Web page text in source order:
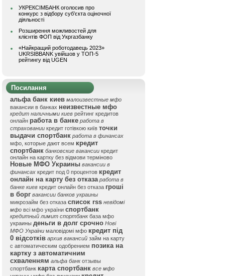
УКРЕКСІМБАНК оголосив про
конкурс з відбору суб’єкта оціночної
діяльності
Розширення можливостей для
клієнтів ФОП від Укргазбанку
«Найкращий роботодавець 2023»
UKRSIBBANK увійшов у ТОП-5
рейтингу від UGEN
Посилання
альфа банк киев малоизвестные мфо
вакансии в банках неизвестные мфо
кредит наличными киев рейтинг кредитов
онлайн работа в банке работа в
страховании кредит готівкою київ точки
выдачи спортбанк работа в финансах
мфо, которые дают всем кредит
спортбанк банковские вакансии кредит
онлайн на картку без відмови терміново
Новые МФО Украины вакансии в
финансах кредит под 0 процентов кредит
онлайн на карту без отказа работа в
банке киев кредит онлайн без отказа гроші
в борг вакансии банков украины
микрозайм без отказа список rss невідомі
мфо всі мфо україни спортбанк
кредитный лимит спортбанк база мфо
украины деньги в долг срочно Нові
МФО України маловідомі мфо кредит під
0 відсотків архив вакансий займ на карту
с автоматическим одобрением позика на
картку з автоматичним
схваленням альфа банк отзывы
спортбанк карта спортбанк все мфо